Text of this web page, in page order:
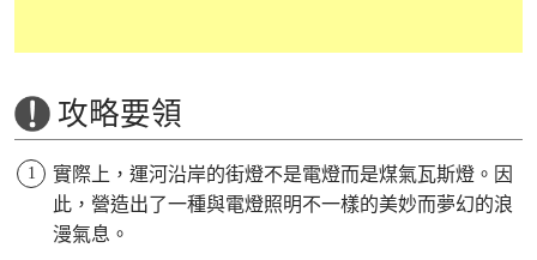
攻略要領
實際上，運河沿岸的街燈不是電燈而是煤氣瓦斯燈。因
此，營造出了一種與電燈照明不一樣的美妙而夢幻的浪
漫氣息。